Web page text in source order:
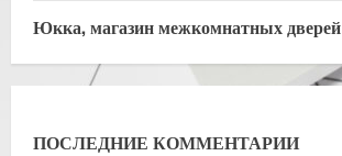
Юкка, магазин межкомнатных дверей
ПОСЛЕДНИЕ КОММЕНТАРИИ